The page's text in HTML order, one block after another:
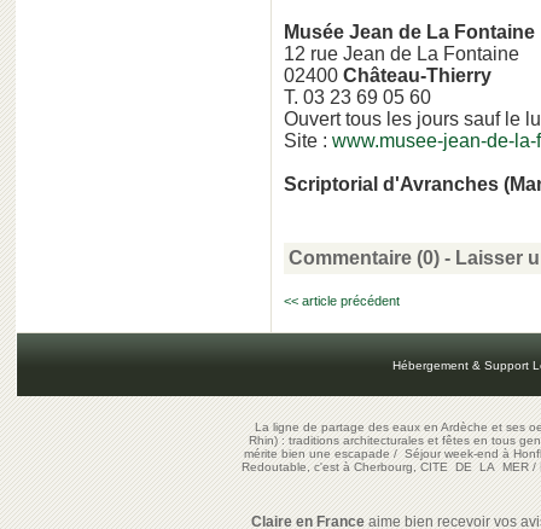
Musée Jean de La Fontaine
12 rue Jean de La Fontaine
02400 Château-Thierry
T. 03 23 69 05 60
Ouvert tous les jours sauf le
Site : www.musee-jean-de-la-
Scriptorial d'Avranches
Commentaire (0) - Laisser
<< article précédent
Hébergement & Support
La ligne de partage des eaux en Ardèche et ses
Rhin) : traditions architecturales et fêtes en tous
mérite bien une escapade/Séjour week-end à
Redoutable, c'est à Cherbourg, CITE DE LA MER/
Claire en Franceaime bien recevoir vos